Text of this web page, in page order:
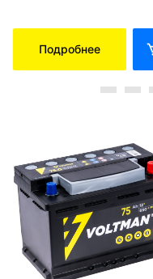
Подробнее